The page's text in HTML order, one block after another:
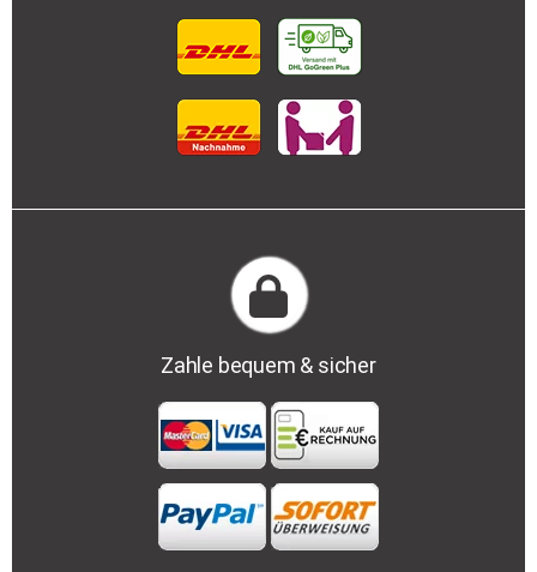
Zahle bequem & sicher